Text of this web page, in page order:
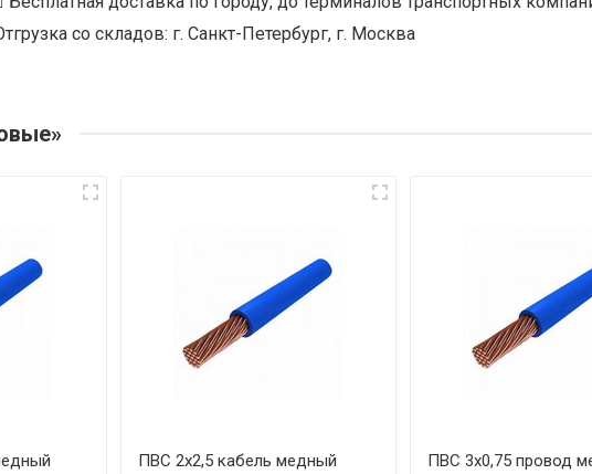
со складов: г. Санкт-Петербург, г. Москва
ПВС 2х2,5 кабель медный ПВС 3х0,75 провод